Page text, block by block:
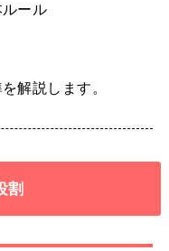
ルール
解説します。
割